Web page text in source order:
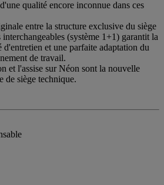
qualité encore inconnue dans ces
entre la structure exclusive du siège
interchangeables (système 1+1) garantit la
et une parfaite adaptation du
de travail.
et l'assise sur Néon sont la nouvelle
de siège technique.